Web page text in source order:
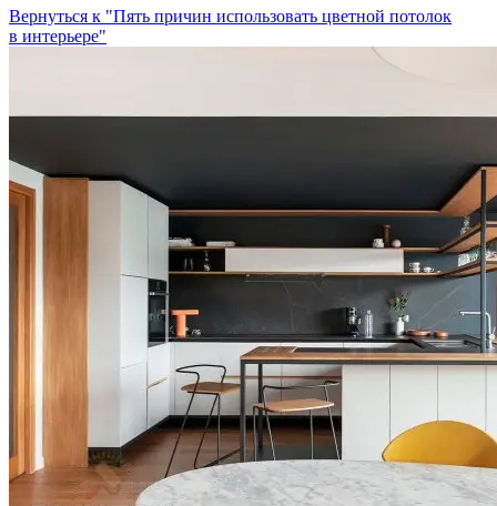
Вернуться к "Пять причин использовать цветной потолок
в интерьере"